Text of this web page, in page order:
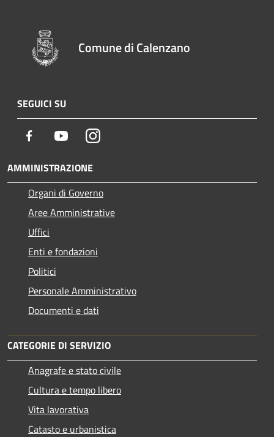
Comune di Calenzano
SEGUICI SU
Facebook YoutubeInstagram
AMMINISTRAZIONE
Organi di Governo
Aree Amministrative
Uffici
Enti e fondazioni
Politici
Personale Amministrativo
Documenti e dati
CATEGORIE DI SERVIZIO
Anagrafe e stato civile
Cultura e tempo libero
Vita lavorativa
Catasto e urbanistica